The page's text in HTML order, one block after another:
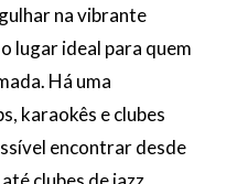
na vibrante
lugar ideal para quem
Há uma
karaokês e clubes
encontrar desde